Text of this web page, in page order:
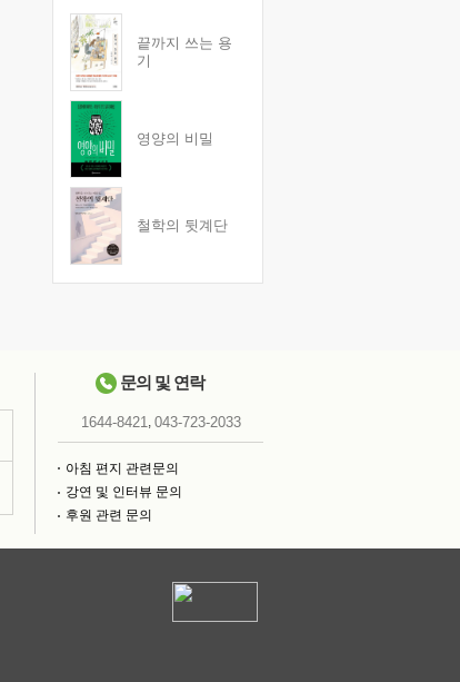
끝까지 쓰는 용
기
영양의 비밀
철학의 뒷계단
문의 및 연락
1644-8421, 043-723-2033
아침 편지 관련문의
강연 및 인터뷰 문의
후원 관련 문의